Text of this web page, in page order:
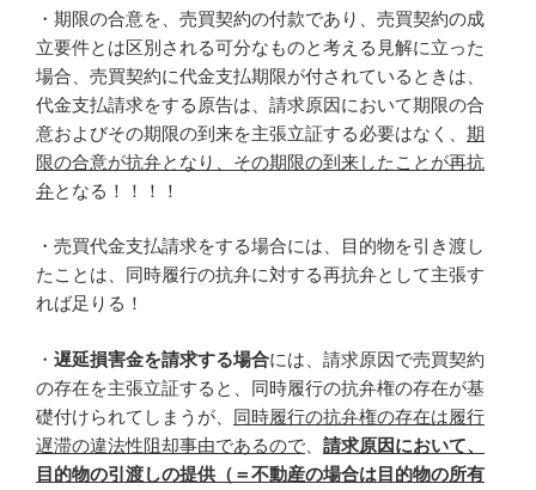
・期限の合意を、売買契約の付款であり、売買契約の成
立要件とは区別される可分なものと考える見解に立った
場合、売買契約に代金支払期限が付されているときは、
代金支払請求をする原告は、請求原因において期限の合
意およびその期限の到来を主張立証する必要はなく、 期
限の合意が抗弁となり、その期限の到来したことが再抗
弁となる！！！！
・売買代金支払請求をする場合には、目的物を引き渡し
たことは、同時履行の抗弁に対する再抗弁として主張す
れば足りる！
・ 遅延損害金を請求する場合には、請求原因で売買契約
の存在を主張立証すると、同時履行の抗弁権の存在が基
礎付けられてしまうが、 同時履行の抗弁権の存在は履行
遅滞の違法性阻却事由であるので
請求原因において、
目的物の引渡しの提供（＝不動産の場合は目的物の所有